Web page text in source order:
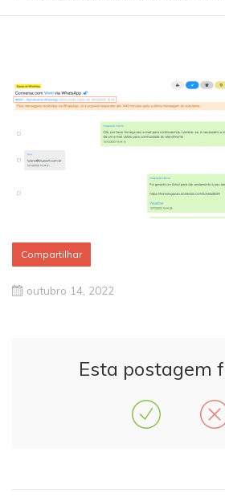
Compartilhar
outubro 14, 2022
Esta postagem